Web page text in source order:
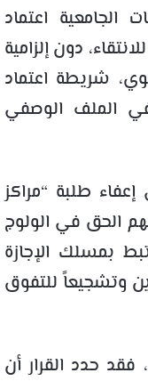
الجامعية اعتماد
دون إلزامية
شريطة اعتماد
الملف الوصفي
طلبة “مراكز
الحق في الولوج
بمسلك الإجازة
وتشجيعاً للتفوق
فقد حدد القرار أن